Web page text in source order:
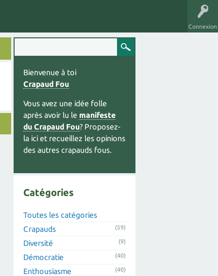
Connexion
Bienvenue à toi
Crapaud Fou
Vous avez une idée folle
après avoir lu le manifeste
du Crapaud Fou? Proposez-
la ici et recueillez les opinions
des autres crapauds fous.
Catégories
Toutes les catégories
Crapauds
(59)
Diversité (9)
Démocratie (40)
Enthousiasme (40)